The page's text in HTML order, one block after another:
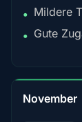
• Mildere
• Gute
November